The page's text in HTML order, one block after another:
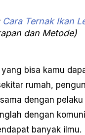
Cara Ternak Ikan
dan Metode)
bisa kamu
rumah,
dengan
dengan
banyak ilmu.